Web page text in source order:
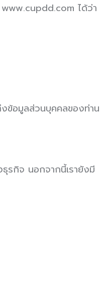
ได้ว่า
งข้อมูลส่วนบุคคลของท่าน
รกิจ นอกจากนี้เรายังมี